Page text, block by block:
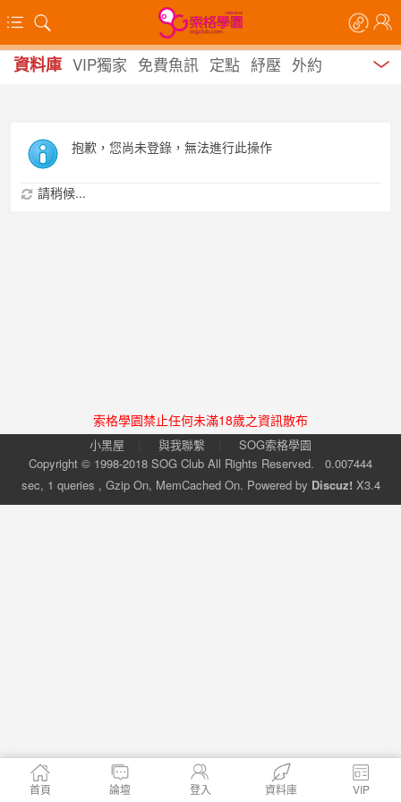
資料庫 VIP獨家 免費魚訊 定點 紓壓 外約
抱歉，您尚未登錄，無法進行此操作
請稍候...
索格學園禁止任何未滿18歲之資訊散布
小黑屋 與我聯繫
SOG索格學園
Copyright © 1998-2018 SOG Club All Rights Reserved. 0.007444
sec, 1 queries , Gzip On, MemCached On. Powered by Discuz! X3.4
首頁 論壇 登入 資料庫 VIP